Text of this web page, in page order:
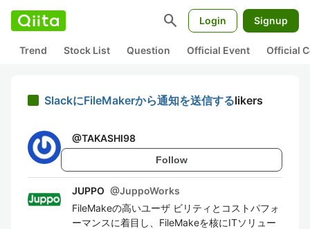
search Login Signup
Trend Stock List Question Official Event Official
SlackにFileMakerから通知を送信するlikers
@TAKASHI98
Follow
JUPPO @JuppoWorks
FileMakeの高いユーザ ビリティとコストパフォ
ーマンスに着目し、FileMakeを核にITソリュー